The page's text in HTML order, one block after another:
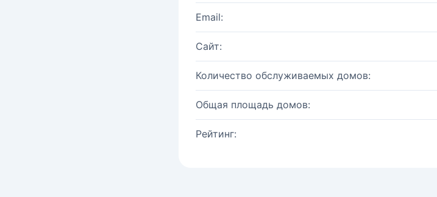
Email:
Сайт:
Количество обслуживаемых домов:
Общая площадь домов:
Рейтинг: